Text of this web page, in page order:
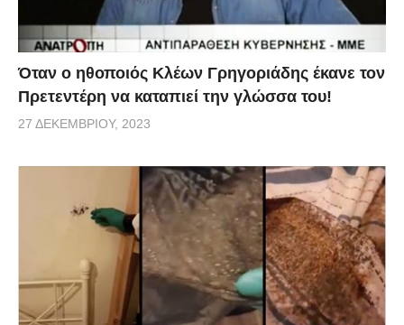
Όταν ο ηθοποιός Κλέων Γρηγοριάδης έκανε τον
Πρετεντέρη να καταπιεί την γλώσσα του!
27 ΔΕΚΕΜΒΡΊΟΥ, 2023